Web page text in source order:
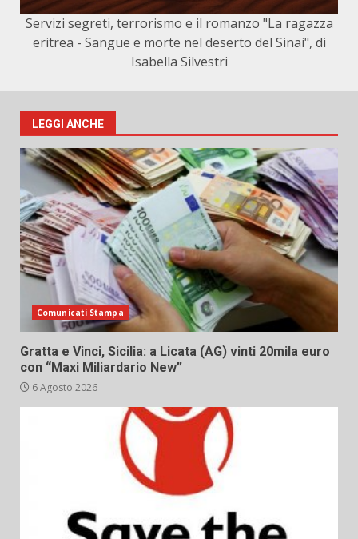
Servizi segreti, terrorismo e il romanzo "La ragazza
eritrea - Sangue e morte nel deserto del Sinai", di
Isabella Silvestri
LEGGI ANCHE
Comunicati Stampa
Gratta e Vinci, Sicilia: a Licata (AG) vinti 20mila euro
con “Maxi Miliardario New”
6 Agosto 2026